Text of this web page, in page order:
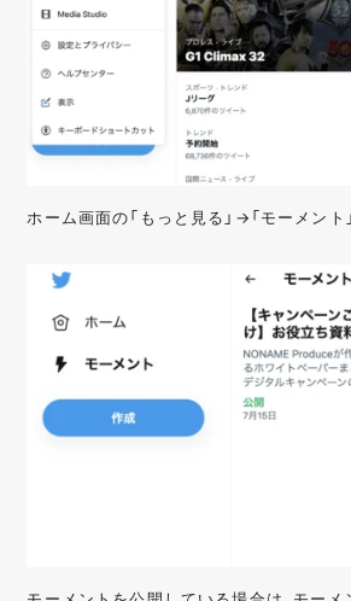
ホーム画面の「もっと見る」→「モーメント